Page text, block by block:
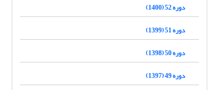
دوره 52 (1400)
دوره 51 (1399)
دوره 50 (1398)
دوره 49 (1397)